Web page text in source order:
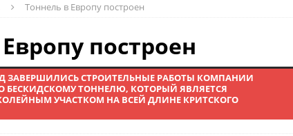
Тоннель в Европу построен
построен
ЗАВЕРШИЛИСЬ СТРОИТЕЛЬНЫЕ РАБОТЫ КОМПАНИИ
БЕСКИДСКОМУ ТОННЕЛЮ, КОТОРЫЙ ЯВЛЯЕТСЯ
УЧАСТКОМ НА ВСЕЙ ДЛИНЕ КРИТСКОГО